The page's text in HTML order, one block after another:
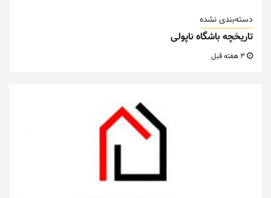
دسته‌بندی نشده
تاریخچه باشگاه ناپولی